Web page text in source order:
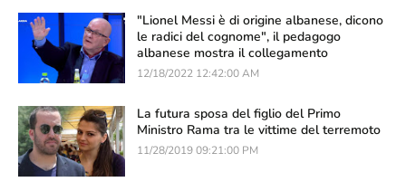
"Lionel Messi è di origine albanese, dicono
le radici del cognome", il pedagogo
albanese mostra il collegamento
12/18/2022 12:42:00 AM
La futura sposa del figlio del Primo
Ministro Rama tra le vittime del terremoto
11/28/2019 09:21:00 PM